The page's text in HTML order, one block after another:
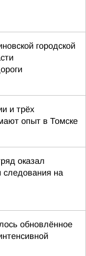
городской
и трёх
опыт в Томске
оказал
на
обновлённое